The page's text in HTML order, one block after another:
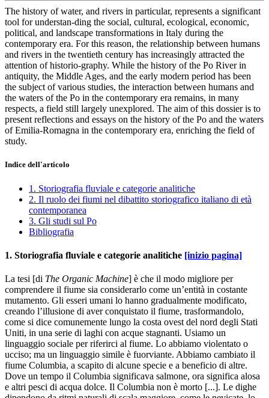
The history of water, and rivers in particular, represents a significant
tool for understan-ding the social, cultural, ecological, economic,
political, and landscape transformations in Italy during the
contemporary era. For this reason, the relationship between humans
and rivers in the twentieth century has increasingly attracted the
attention of historio-graphy. While the history of the Po River in
antiquity, the Middle Ages, and the early modern period has been
the subject of various studies, the interaction between humans and
the waters of the Po in the contemporary era remains, in many
respects, a field still largely unexplored. The aim of this dossier is to
present reflections and essays on the history of the Po and the waters
of Emilia-Romagna in the contemporary era, enriching the field of
study.
Indice dell'articolo
1. Storiografia fluviale e categorie analitiche
2. Il ruolo dei fiumi nel dibattito storiografico italiano di età
contemporanea
3. Gli studi sul Po
Bibliografia
1. Storiografia fluviale e categorie analitiche [inizio pagina]
La tesi [di The Organic Machine] è che il modo migliore per
comprendere il fiume sia considerarlo come un’entità in costante
mutamento. Gli esseri umani lo hanno gradualmente modificato,
creando l’illusione di aver conquistato il fiume, trasformandolo,
come si dice comunemente lungo la costa ovest del nord degli Stati
Uniti, in una serie di laghi con acque stagnanti. Usiamo un
linguaggio sociale per riferirci al fiume. Lo abbiamo violentato o
ucciso; ma un linguaggio simile è fuorviante. Abbiamo cambiato il
fiume Columbia, a scapito di alcune specie e a beneficio di altre.
Dove un tempo il Columbia significava salmone, ora significa alosa
e altri pesci di acqua dolce. Il Columbia non è morto [...]. Le dighe